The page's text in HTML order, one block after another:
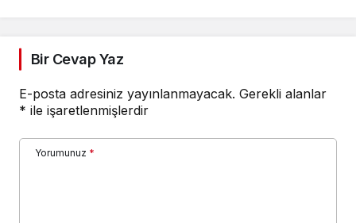
Bir Cevap Yaz
E-posta adresiniz yayınlanmayacak. Gerekli alanlar
* ile işaretlenmişlerdir
Yorumunuz *